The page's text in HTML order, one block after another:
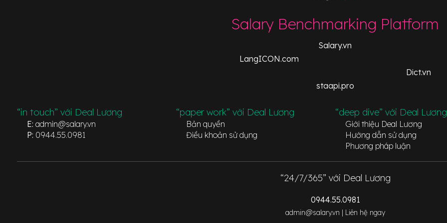
Salary Benchmarking Platform
Salary.vn
LangICON.com
Dict.vn
staapi.pro
“in touch” với Deal Lương
E: admin@salary.vn
P: 0944.55.0981
“paper work” với Deal Lương
Bản quyền
Điều khoản sử dụng
“deep dive” với Deal Lương
Giới thiệu Deal Lương
Hướng dẫn sử dụng
Phương pháp luận
“24/7/365” với Deal Lương
0944.55.0981
admin@salary.vn | Liên hệ ngay